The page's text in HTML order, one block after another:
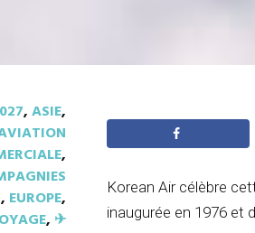
,ASIE,
,
, EUROPE,
, ✈︎
Korean Air célèbre
inaugurée en 1976 et